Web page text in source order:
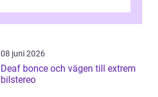
08 juni 2026
Deaf bonce och vägen till extrem
bilstereo